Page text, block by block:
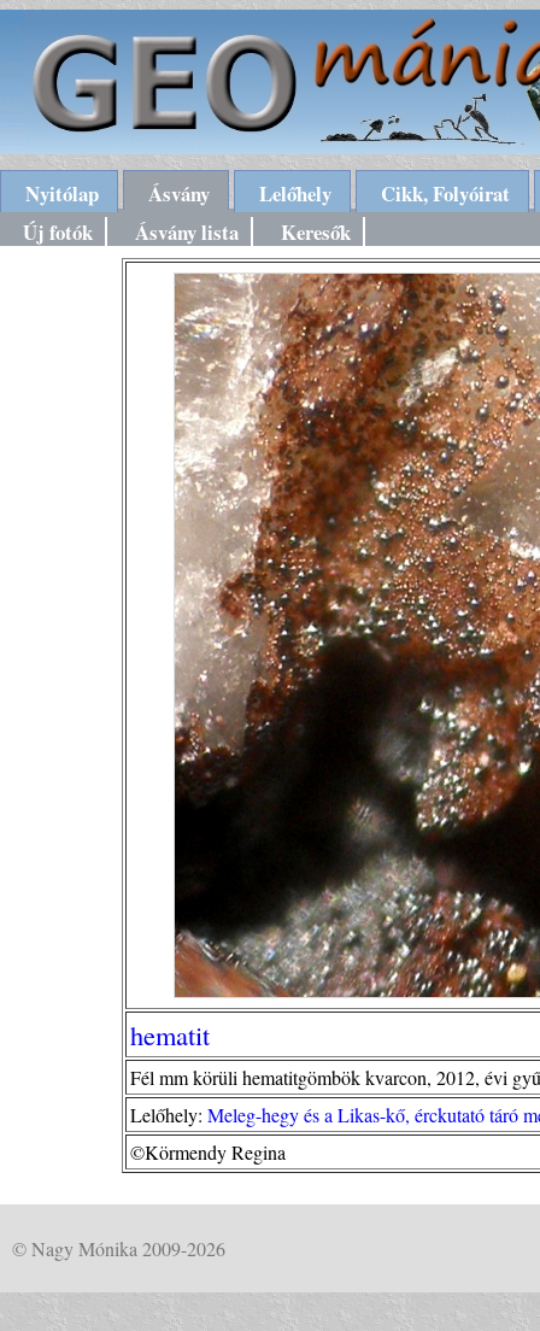
Nyitólap Ásvány Lelőhely
Cikk, Folyóirat
Új fotók
Ásvány lista Keresők
hematit
Fél mm körüli hematitgömbök kvarcon, 2012, évi
Lelőhely: Meleg-hegy és a Likas-kő, érckutató táró
©Körmendy Regina
© Nagy Mónika 2009-2026